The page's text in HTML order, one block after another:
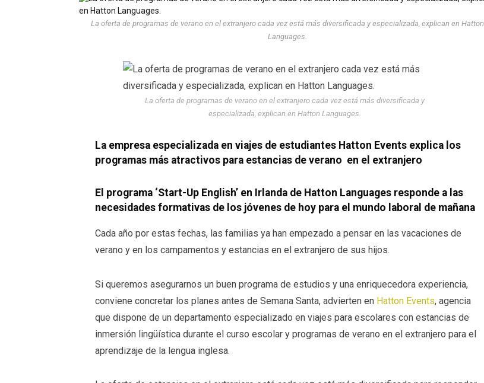
La oferta de programas de verano en el extranjero cada vez está más diversificada y especializada, explican en Hatton
Languages.
La oferta de programas de verano en el extranjero cada vez está más diversificada y
especializada, explican en Hatton Languages.
La empresa especializada en viajes de estudiantes Hatton Events explica los
programas más atractivos para estancias de verano en el extranjero
El programa ‘Start-Up English’ en Irlanda de Hatton Languages responde a las
necesidades formativas de los jóvenes de hoy para el mundo laboral de mañana
Cada año por estas fechas, las familias ya han empezado a pensar en las vacaciones de
verano y en los campamentos y estancias en el extranjero de sus hijos.
Si queremos asegurarnos un buen programa de estudios y una enriquecedora experiencia,
conviene concretar los planes antes de Semana Santa, advierten en Hatton Events, agencia
que dispone de un departamento especializado en viajes para escolares con estancias de
inmersión lingüística durante el curso escolar y programas de verano en el extranjero para el
aprendizaje de la lengua inglesa.